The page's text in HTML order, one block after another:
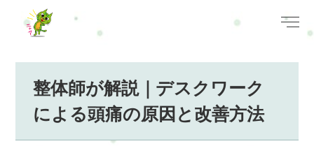
整体師が解説｜デスクワーク
による頭痛の原因と改善方法